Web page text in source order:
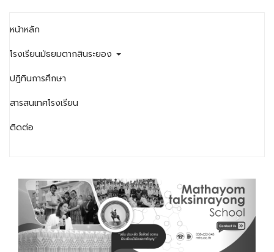
หน้าหลัก
โรงเรียนมัธยมตากสินระยอง
ปฎิทินการศึกษา
สารสนเทศโรงเรียน
ติดต่อ